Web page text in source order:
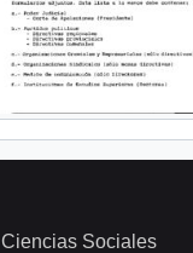
Ciencias Sociales